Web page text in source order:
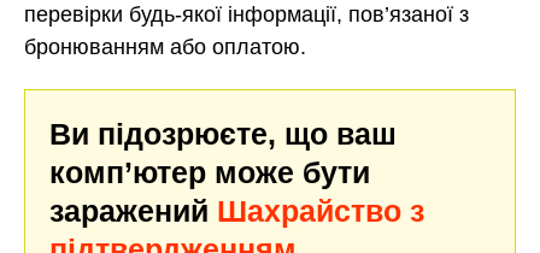
перевірки будь-якої інформації, пов’язаної з
бронюванням або оплатою.
Ви підозрюєте, що ваш
комп’ютер може бути
заражений Шахрайство з